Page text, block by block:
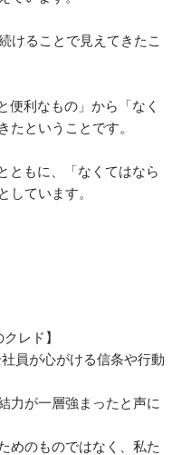
けることで見えてきたこ
便利なもの」から「なく
たということです。
ともに、「なくてはなら
しています。
レド】
員が心がける信条や行動
力が一層強まったと声に
めのものではなく、私た